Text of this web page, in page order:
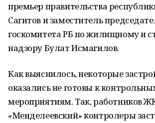
премьер правительства
Сагитов и заместитель
госкомитета РБ по жилищному и
надзору Булат Исмагилов.
Как выяснилось, некоторые
оказались не готовы к
мероприятиям. Так, работников
«Менделеевский» контролеры